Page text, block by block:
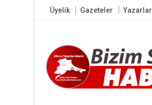
Üyelik Gazeteler Yazarlar